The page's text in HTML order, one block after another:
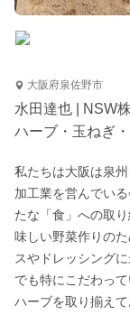
大阪府泉佐野市
水田達也 | NSW
ハーブ・玉ねぎ
私たちは大阪は泉
加工業を営んでい
たな「食」への取
味しい野菜作りの
スやドレッシング
でも特にこだわっ
ハーブを取り揃え